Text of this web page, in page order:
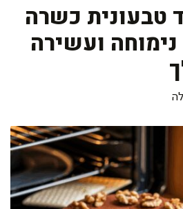
טבעונית כשרה
ועשירה